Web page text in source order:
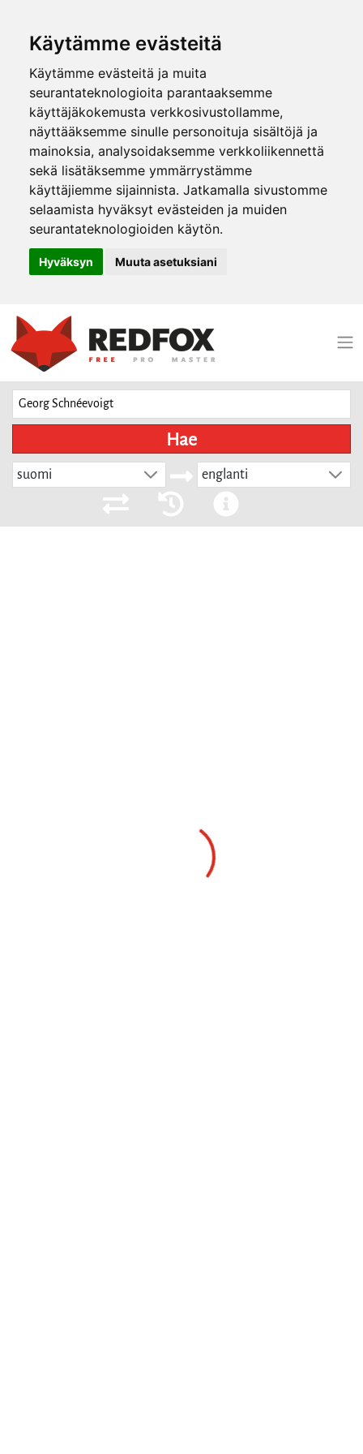
Käytämme evästeitä
Käytämme evästeitä ja muita
seurantateknologioita parantaaksemme
käyttäjäkokemusta verkkosivustollamme,
näyttääksemme sinulle personoituja sisältöjä ja
mainoksia, analysoidaksemme verkkoliikennettä
sekä lisätäksemme ymmärrystämme
käyttäjiemme sijainnista. Jatkamalla sivustomme
selaamista hyväksyt evästeiden ja muiden
seurantateknologioiden käytön.
Hyväksyn Muuta asetuksiani
Hae
suomi englanti